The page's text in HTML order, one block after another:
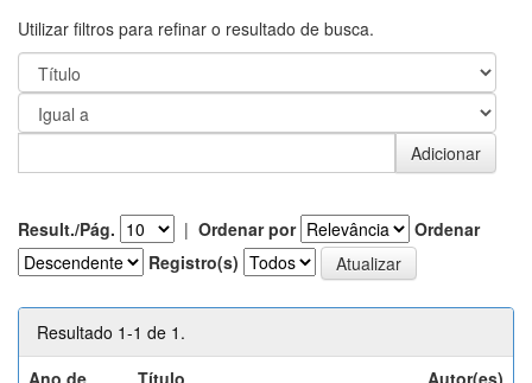
Utilizar filtros para refinar o resultado de busca.
Result./Pág. | Ordenar por
Ordenar
Registro(s)
Resultado 1-1 de 1.
Ano de
Título Autor(es)